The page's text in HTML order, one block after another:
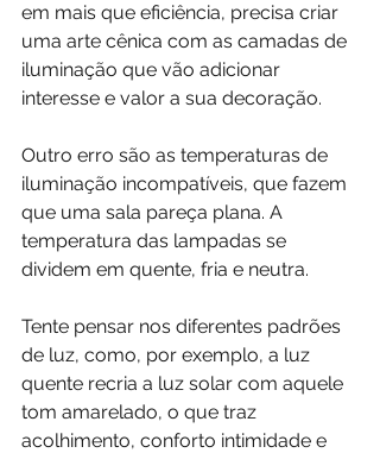
em mais que eficiência, precisa criar
uma arte cênica com as camadas de
iluminação que vão adicionar
interesse e valor a sua decoração.
Outro erro são as temperaturas de
iluminação incompatíveis, que fazem
que uma sala pareça plana. A
temperatura das lampadas se
dividem em quente, fria e neutra.
Tente pensar nos diferentes padrões
de luz, como, por exemplo, a luz
quente recria a luz solar com aquele
tom amarelado, o que traz
acolhimento, conforto intimidade e